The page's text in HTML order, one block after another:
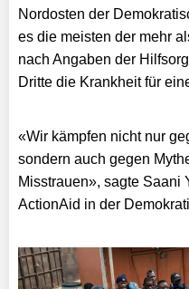
Nordosten der
es die meisten der mehr
nach Angaben der
Dritte die Krankheit für
«Wir kämpfen nicht nur
sondern auch gegen
Misstrauen», sagte Saani
ActionAid in der